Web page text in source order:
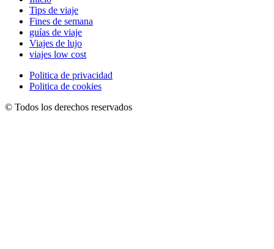
Tips de viaje
Fines de semana
guías de viaje
Viajes de lujo
viajes low cost
Politica de privacidad
Politica de cookies
© Todos los derechos reservados